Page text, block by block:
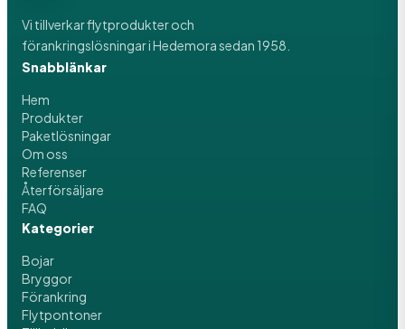
Vi tillverkar flytprodukter och
förankringslösningar i Hedemora sedan 1958.
Snabblänkar
Hem
Produkter
Paketlösningar
Om oss
Referenser
Återförsäljare
FAQ
Kategorier
Bojar
Bryggor
Förankring
Flytpontoner